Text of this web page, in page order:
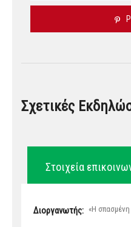
Σχετικές
Στοιχεία
Διοργανωτής: «Η